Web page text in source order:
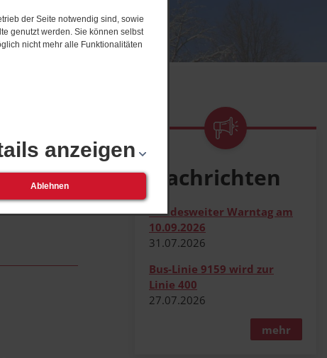
der Seite notwendig sind, sowie
genutzt werden. Sie können selbst
nicht mehr alle Funktionalitäten
anzeigen
Ablehnen Nachrichten
Bundesweiter Warntag am
10.09.2026
31.​07.​2026
Bus-Linie 9159 wird zur
Linie 400
27.​07.​2026
mehr